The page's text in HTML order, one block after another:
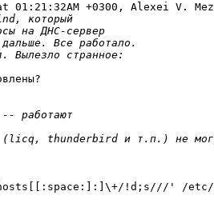
01:21:32AM +0300, Alexei V.
!d;s///' /etc/